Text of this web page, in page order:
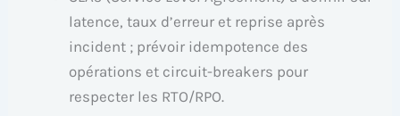
latence, taux d’erreur et reprise après
incident ; prévoir idempotence des
opérations et circuit-breakers pour
respecter les RTO/RPO.